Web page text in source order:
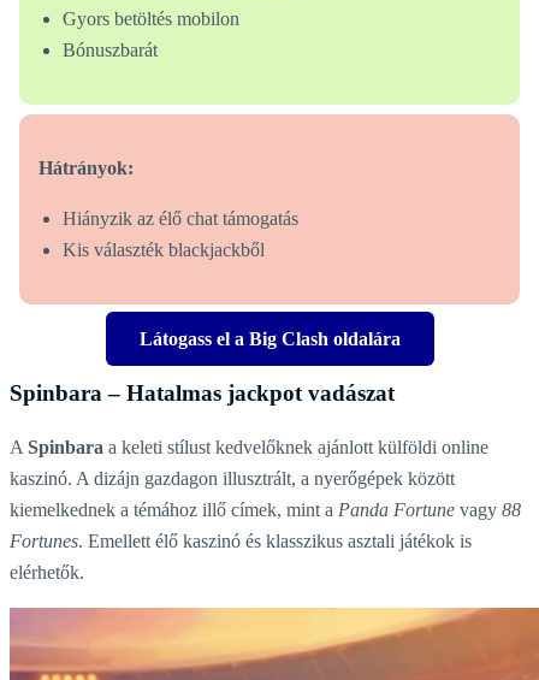
Gyors betöltés mobilon
Bónuszbarát
Hátrányok:
Hiányzik az élő chat támogatás
Kis választék blackjackből
Látogass el a Big Clash oldalára
Spinbara – Hatalmas jackpot vadászat
A Spinbara a keleti stílust kedvelőknek ajánlott külföldi online
kaszinó. A dizájn gazdagon illusztrált, a nyerőgépek között
kiemelkednek a témához illő címek, mint a Panda Fortune vagy 88
Fortunes. Emellett élő kaszinó és klasszikus asztali játékok is
elérhetők.